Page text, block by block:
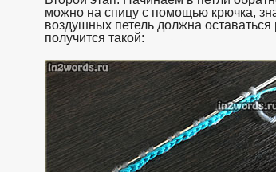
можно на спицу с помощью крючка,
воздушных петель должна
получится такой: